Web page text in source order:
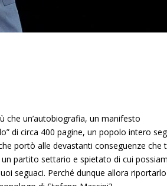
che un’autobiografia, un manifesto
di circa 400 pagine, un popolo intero
portò alle devastanti conseguenze che
partito settario e spietato di cui
seguaci. Perché dunque allora